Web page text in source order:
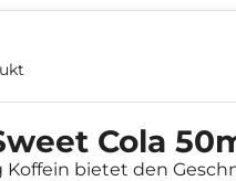
Cola
Koffein bietet den